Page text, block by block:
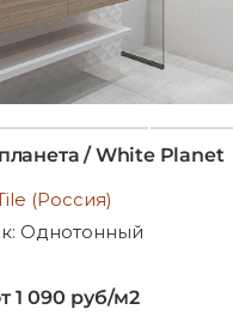
/ White Planet
(Россия)
Однотонный
1 090 руб/м2